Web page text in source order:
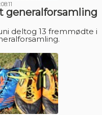
generalforsamling
deltog 13 fremmødte i